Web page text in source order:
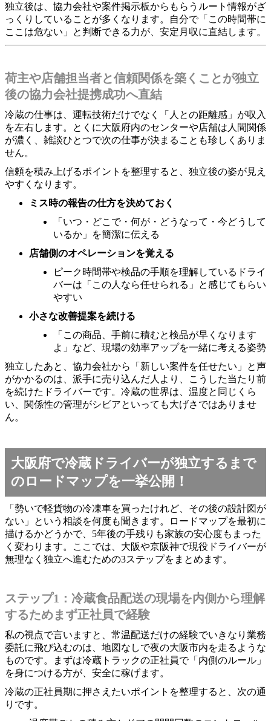
独立後は、協力会社や案件掲示板からもらうルート情報がざ
っくりしていることが多くなります。自分で「この時間帯に
ここは危ない」と判断できる力が、安定月収に直結します。
荷主や店舗担当者と信頼関係を築くことが独立
後の協力会社提携成功へ直結
冷蔵の仕事は、運転技術だけでなく「人との距離感」が収入
を左右します。とくに大阪府内のセンターや店舗は人間関係
が濃く、雑談ひとつで次の仕事が決まることも珍しくありま
せん。
信頼を積み上げるポイントを整理すると、独立後の姿が見え
やすくなります。
ミス時の報告の仕方を決めておく
「いつ・どこで・何が・どうなって・今どうして
いるか」を簡潔に伝える
店舗側のオペレーションを覚える
ピーク時間帯や検品の手順を理解しているドライ
バーは「この人なら任せられる」と感じてもらい
やすい
小さな改善提案を続ける
「この商品、手前に積むと検品が早くなります
よ」など、現場の効率アップを一緒に考える姿勢
独立したあと、協力会社から「新しい案件を任せたい」と声
がかかるのは、派手に売り込んだ人より、こうした当たり前
を続けたドライバーです。冷蔵の世界は、温度と同じくら
い、関係性の管理がシビアといっても大げさではありませ
ん。
大阪府で冷蔵ドライバーが独立するまで
のロードマップを一挙公開！
「勢いで軽貨物の冷凍車を買ったけれど、その後の設計図が
ない」という相談を何度も聞きます。ロードマップを最初に
描けるかどうかで、5年後の手残りも家族の安心度もまった
く変わります。ここでは、大阪や京阪神で現役ドライバーが
無理なく独立へ進むための3ステップをまとめます。
ステップ1：冷蔵食品配送の現場を内側から理解
するためまず正社員で経験
私の視点で言いますと、常温配送だけの経験でいきなり業務
委託に飛び込むのは、地図なしで夜の大阪市内を走るような
ものです。まずは冷蔵トラックの正社員で「内側のルール」
を身につける方が、安全に稼げます。
冷蔵の正社員期に押さえたいポイントを整理すると、次の通
りです。